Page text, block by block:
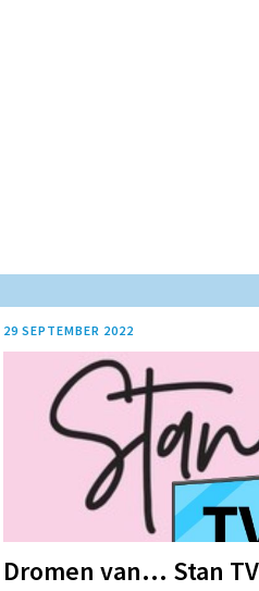
29 SEPTEMBER 2022
Dromen van... Stan TV